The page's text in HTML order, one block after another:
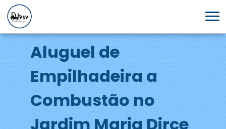
Aluguel de
Empilhadeira a
Combustão no
Jardim Maria Dirce